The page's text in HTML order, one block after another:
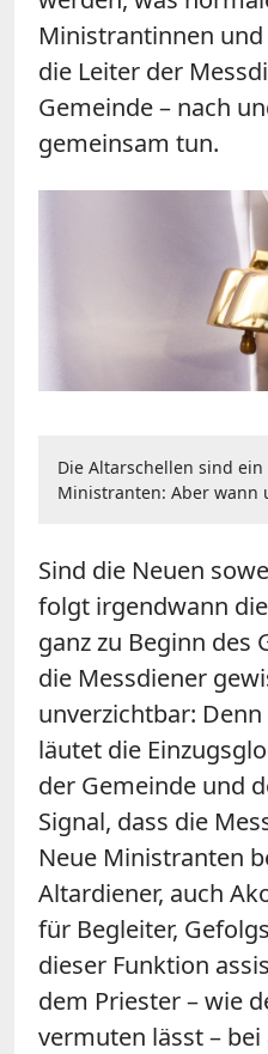
Ministrantinnen
die Leiter der
Gemeinde – nach
gemeinsam tun.
Die Altarschellen sind
Ministranten: Aber wann
Sind die Neuen
folgt irgendwann
ganz zu Beginn des
die Messdiener
unverzichtbar:
läutet die
der Gemeinde und
Signal, dass die
Neue Ministranten
Altardiener, auch
für Begleiter,
dieser Funktion
dem Priester – wie
vermuten lässt –